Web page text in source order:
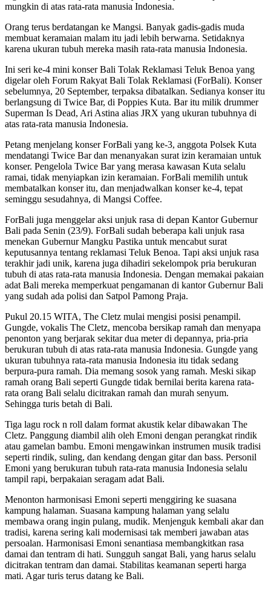
mungkin di atas rata-rata manusia Indonesia.
Orang terus berdatangan ke Mangsi. Banyak gadis-gadis muda
membuat keramaian malam itu jadi lebih berwarna. Setidaknya
karena ukuran tubuh mereka masih rata-rata manusia Indonesia.
Ini seri ke-4 mini konser Bali Tolak Reklamasi Teluk Benoa yang
digelar oleh Forum Rakyat Bali Tolak Reklamasi (ForBali). Konser
sebelumnya, 20 September, terpaksa dibatalkan. Sedianya konser itu
berlangsung di Twice Bar, di Poppies Kuta. Bar itu milik drummer
Superman Is Dead, Ari Astina alias JRX yang ukuran tubuhnya di
atas rata-rata manusia Indonesia.
Petang menjelang konser ForBali yang ke-3, anggota Polsek Kuta
mendatangi Twice Bar dan menanyakan surat izin keramaian untuk
konser. Pengelola Twice Bar yang merasa kawasan Kuta selalu
ramai, tidak menyiapkan izin keramaian. ForBali memilih untuk
membatalkan konser itu, dan menjadwalkan konser ke-4, tepat
seminggu sesudahnya, di Mangsi Coffee.
ForBali juga menggelar aksi unjuk rasa di depan Kantor Gubernur
Bali pada Senin (23/9). ForBali sudah beberapa kali unjuk rasa
menekan Gubernur Mangku Pastika untuk mencabut surat
keputusannya tentang reklamasi Teluk Benoa. Tapi aksi unjuk rasa
terakhir jadi unik, karena juga dihadiri sekelompok pria berukuran
tubuh di atas rata-rata manusia Indonesia. Dengan memakai pakaian
adat Bali mereka memperkuat pengamanan di kantor Gubernur Bali
yang sudah ada polisi dan Satpol Pamong Praja.
Pukul 20.15 WITA, The Cletz mulai mengisi posisi penampil.
Gungde, vokalis The Cletz, mencoba bersikap ramah dan menyapa
penonton yang berjarak sekitar dua meter di depannya, pria-pria
berukuran tubuh di atas rata-rata manusia Indonesia. Gungde yang
ukuran tubuhnya rata-rata manusia Indonesia itu tidak sedang
berpura-pura ramah. Dia memang sosok yang ramah. Meski sikap
ramah orang Bali seperti Gungde tidak bernilai berita karena rata-
rata orang Bali selalu dicitrakan ramah dan murah senyum.
Sehingga turis betah di Bali.
Tiga lagu rock n roll dalam format akustik kelar dibawakan The
Cletz. Panggung diambil alih oleh Emoni dengan perangkat rindik
atau gamelan bambu. Emoni mengawinkan instrumen musik tradisi
seperti rindik, suling, dan kendang dengan gitar dan bass. Personil
Emoni yang berukuran tubuh rata-rata manusia Indonesia selalu
tampil rapi, berpakaian seragam adat Bali.
Menonton harmonisasi Emoni seperti menggiring ke suasana
kampung halaman. Suasana kampung halaman yang selalu
membawa orang ingin pulang, mudik. Menjenguk kembali akar dan
tradisi, karena sering kali modernisasi tak memberi jawaban atas
persoalan. Harmonisasi Emoni senantiasa membangkitkan rasa
damai dan tentram di hati. Sungguh sangat Bali, yang harus selalu
dicitrakan tentram dan damai. Stabilitas keamanan seperti harga
mati. Agar turis terus datang ke Bali.